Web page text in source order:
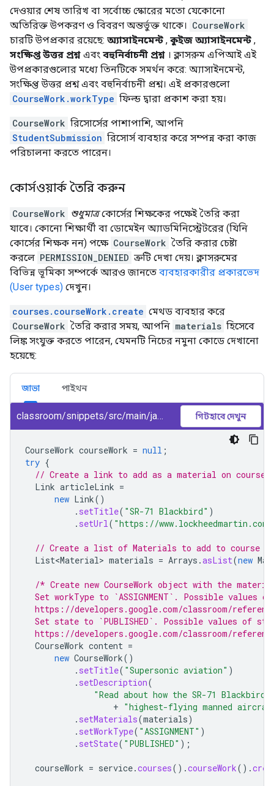
দেওয়ার শেষ তারিখ বা সর্বোচ্চ স্কোরের মতো যেকোনো
অতিরিক্ত উপকরণ ও বিবরণ অন্তর্ভুক্ত থাকে। CourseWork
চারটি উপপ্রকার রয়েছে: অ্যাসাইনমেন্ট , কুইজ অ্যাসাইনমেন্ট ,
সংক্ষিপ্ত উত্তর প্রশ্ন এবং বহুনির্বাচনী প্রশ্ন । ক্লাসরুম এপিআই এই
উপপ্রকারগুলোর মধ্যে তিনটিকে সমর্থন করে: অ্যাসাইনমেন্ট,
সংক্ষিপ্ত উত্তর প্রশ্ন এবং বহুনির্বাচনী প্রশ্ন। এই প্রকারগুলো
CourseWork.workType ফিল্ড দ্বারা প্রকাশ করা হয়।
CourseWork রিসোর্সের পাশাপাশি, আপনি
StudentSubmission রিসোর্স ব্যবহার করে সম্পন্ন করা কাজ
পরিচালনা করতে পারেন।
কোর্সওয়ার্ক তৈরি করুন
CourseWork শুধুমাত্রকোর্সের শিক্ষকের পক্ষেই তৈরি করা
যাবে। কোনো শিক্ষার্থী বা ডোমেইন অ্যাডমিনিস্ট্রেটরের (যিনি
কোর্সের শিক্ষক নন) পক্ষে CourseWork তৈরি করার চেষ্টা
করলে PERMISSION_DENIED ত্রুটি দেখা দেয়। ক্লাসরুমের
বিভিন্ন ভূমিকা সম্পর্কে আরও জানতে ব্যবহারকারীর প্রকারভেদ
(User types) দেখুন।
courses.courseWork.create মেথড ব্যবহার করে
CourseWork তৈরি করার সময়, আপনি materials হিসেবে
লিঙ্ক সংযুক্ত করতে পারেন, যেমনটি নিচের নমুনা কোডে দেখানো
হয়েছে:
জাভা পাইথন
classroom/snippets/src/main/java/CreateCourseWork.java গিটহাবে দেখুন
CourseWork courseWork = null ;
try {
// Create a link to add as a material on course
Link articleLink =
new Link()
. setTitle( "SR-71 Blackbird" )
. setUrl( "https://
// Create a list of Materials to add to course
List<Material> materials = Arrays .asList(new
/* Create new CourseWork object with the
Set workType to `ASSIGNMENT`. Possible values
https://developers.google.com/classroom/
Set state to `PUBLISHED`. Possible values of
https://developers.google.com/classroom/
CourseWork content =
new CourseWork()
. setTitle( "Supersonic aviation" )
. setDescription(
"Read about how the SR-71
+ "highest-flying manned
. setMaterials(materials)
. setWorkType( "ASSIGNMENT" )
. setState( "PUBLISHED" );
courseWork = service.courses().courseWork().